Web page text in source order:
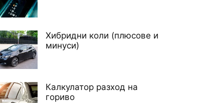
Хибридни коли (плюсове и
минуси)
Калкулатор разход на
гориво